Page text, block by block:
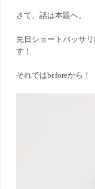
さて、話は本題へ。
先日ショートバッサ
す！
それではbeforeから！